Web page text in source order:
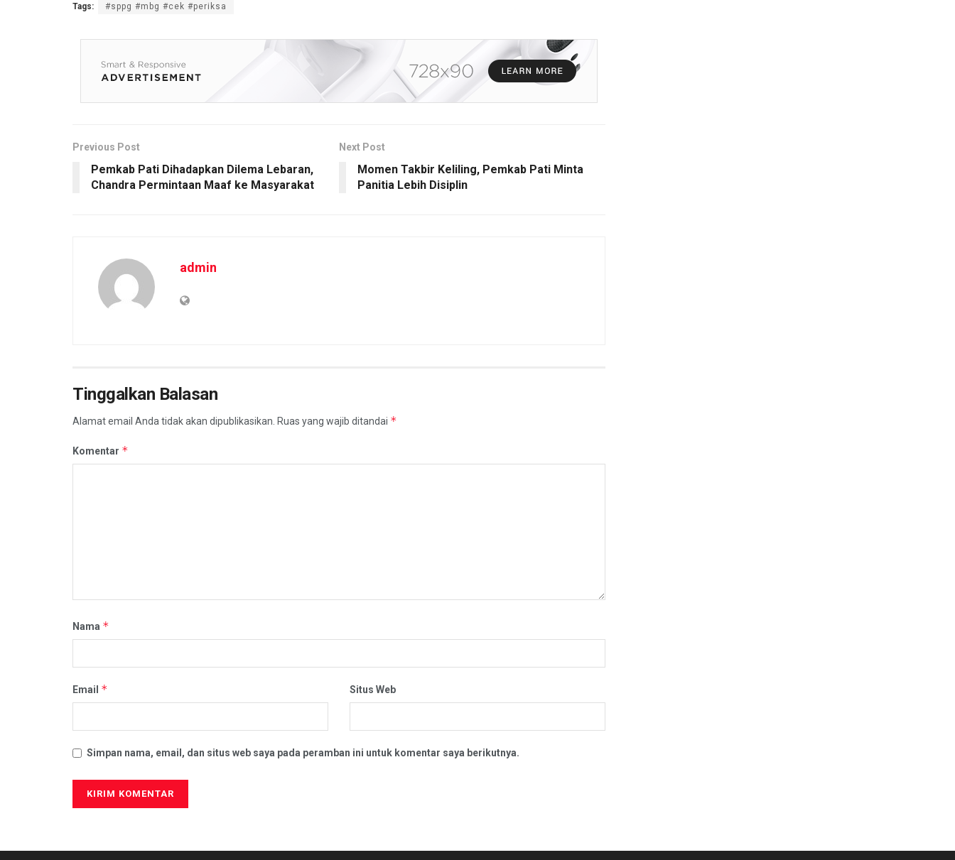
ce
b
o
o
k
tt
er
ail at
s
A
p
p
py
Li e
Tags: #sppg #mbg #cek #periksa
Previous Post
Pemkab Pati Dihadapkan Dilema Lebaran,
Chandra Permintaan Maaf ke Masyarakat
Next Post
Momen Takbir Keliling, Pemkab Pati Minta
Panitia Lebih Disiplin
admin
Tinggalkan Balasan
Alamat email Anda tidak akan dipublikasikan. Ruas yang wajib ditandai *
Komentar *
Nama *
Email * Situs Web
Simpan nama, email, dan situs web saya pada peramban ini untuk komentar saya berikutnya.